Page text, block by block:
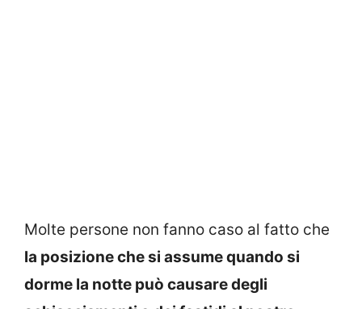
Molte persone non fanno caso al fatto che
la posizione che si assume quando si
dorme la notte può causare degli